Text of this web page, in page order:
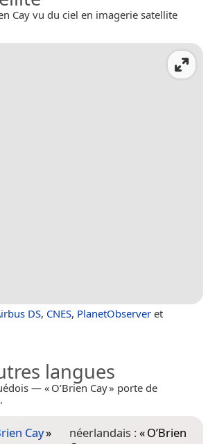
Cay vu du ciel en imagerie satellite
DS, CNES, PlanetObserver et
langues
— « O’Brien Cay » porte de
Cay»
néerlandais :«O’Brien